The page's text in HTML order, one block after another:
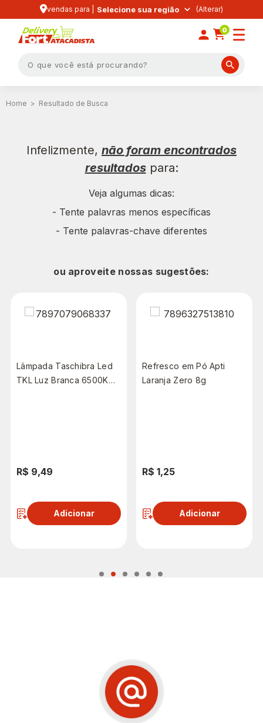
vendas para | Selecione sua região
0
Resultado de Busca
Infelizmente, não foram encontrados
resultadospara:
Veja algumas dicas:
- Tente palavras menos específicas
- Tente palavras-chave diferentes
ou aproveite nossas sugestões:
Lâmpada Taschibra Led
TKL Luz Branca 6500K
R$ 9,49
Adicionar
Refresco em Pó Apti
Laranja Zero 8g
R$ 1,25
Adicionar